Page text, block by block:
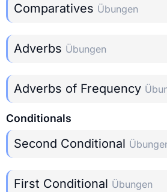
Comparatives Übungen
Adverbs Übungen
Adverbs of Frequency
Conditionals
Second Conditional
First Conditional Übungen